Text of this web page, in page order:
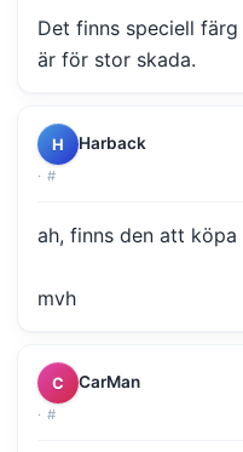
Det finns speciell
är för stor skada.
H Harback
· #
ah, finns den att köpa
mvh
C CarMan
· #